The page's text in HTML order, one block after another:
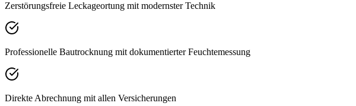
Zerstörungsfreie Leckageortung mit modernster Technik
Professionelle Bautrocknung mit dokumentierter Feuchtemessung
Direkte Abrechnung mit allen Versicherungen